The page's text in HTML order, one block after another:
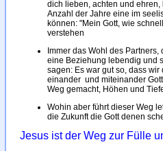
dich lieben, achten und
Anzahl der Jahre eine im
können: "Mein Gott, wie
verstehen
Immer das Wohl des
eine Beziehung lebendig und
sagen: Es war gut so, dass
einander und miteinander
Weg gemacht, Höhen und
Wohin aber führt dieser Weg
die Zukunft die Gott denen
Jesus ist der Weg zur Fülle